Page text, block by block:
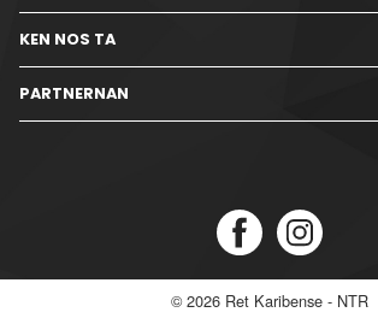
KEN NOS TA
PARTNERNAN
© 2026 Ret Karibense - NTR